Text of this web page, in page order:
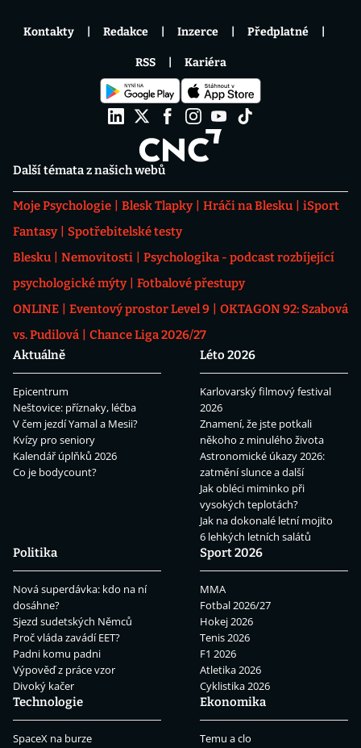
Další témata z našich webů
Moje Psychologie Blesk Tlapky Hráči na Blesku
iSport
Fantasy
Spotřebitelské testy
Blesku
Nemovitosti
Psychologika - podcast rozbíjející
psychologické mýty
Fotbalové přestupy
ONLINE
Eventový prostor Level 9
OKTAGON 92: Szabová
vs. Pudilová
Chance Liga 2026/27
Aktuálně
Epicentrum
Neštovice: příznaky, léčba
V čem jezdí Yamal a Mesii?
Kvízy pro seniory
Kalendář úplňků 2026
Co je bodycount?
Léto 2026
Karlovarský filmový festival
2026
Znamení, že jste potkali
někoho z minulého života
Astronomické úkazy 2026:
zatmění slunce a další
Jak obléci miminko při
vysokých teplotách?
Jak na dokonalé letní mojito
6 lehkých letních salátů
Politika
Nová superdávka: kdo na ní
dosáhne?
Sjezd sudetských Němců
Proč vláda zavádí EET?
Padni komu padni
Výpověď z práce vzor
Divoký kačer
Sport 2026
MMA
Fotbal 2026/27
Hokej 2026
Tenis 2026
F1 2026
Atletika 2026
Cyklistika 2026
Technologie
SpaceX na burze
Ekonomika
Temu a clo
Kontakty Redakce Inzerce Předplatné
RSS Kariéra